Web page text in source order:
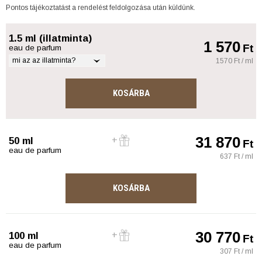
Pontos tájékoztatást a rendelést feldolgozása után küldünk.
1.5 ml (illatminta)
eau de parfum
mi az az illatminta?
1 570Ft
1570 Ft / ml
KOSÁRBA
50 ml
eau de parfum 31 870Ft
637 Ft / ml
KOSÁRBA
100 ml
eau de parfum 30 770Ft
307 Ft / ml